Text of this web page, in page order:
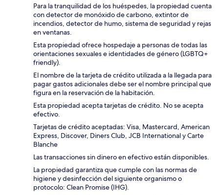
Para la tranquilidad de los huéspedes, la propiedad cuenta
con detector de monóxido de carbono, extintor de
incendios, detector de humo, sistema de seguridad y rejas
en ventanas.
Esta propiedad ofrece hospedaje a personas de todas las
orientaciones sexuales e identidades de género (LGBTQ+
friendly).
El nombre de la tarjeta de crédito utilizada a la llegada para
pagar gastos adicionales debe ser el nombre principal que
figura en la reservación de la habitación.
Esta propiedad acepta tarjetas de crédito. No se acepta
efectivo.
Tarjetas de crédito aceptadas: Visa, Mastercard, American
Express, Discover, Diners Club, JCB International y Carte
Blanche
Las transacciones sin dinero en efectivo están disponibles.
La propiedad garantiza que cumple con las normas de
higiene y desinfección del siguiente organismo o
protocolo: Clean Promise (IHG).